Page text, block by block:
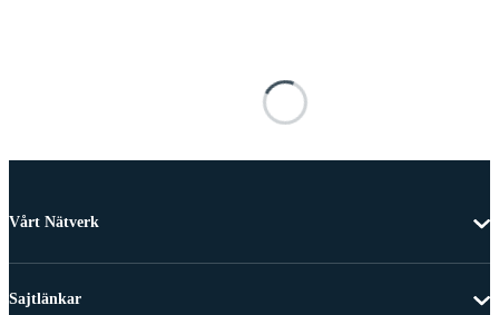
Vårt Nätverk
Sajtlänkar